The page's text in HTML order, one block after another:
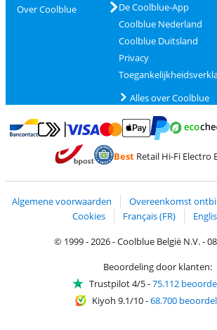
Over Coolblue
De Coolblue-App
Coolblue Nederland
Coolblue Duitsland
Privacy
Alles over Coolblue
Betalen met Bancontact
Betalen met MasterCard en Visa via
Betalen met
BestRetail Hi-Fi Electro
Algemene voorwaarden Overeenkomst
Cookies
Français (FR)
© 1999 - 2026 - Coolblue België N.V. -
Beoordeling door klanten:
Trustpilot 4/5-75.112
Kiyoh 9.1/10-68.700